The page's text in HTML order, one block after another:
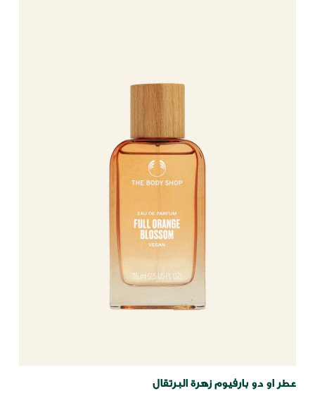
عطر او دو بارفيوم زهرة البرتقال